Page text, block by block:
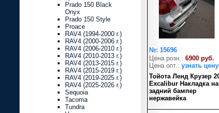
№: 15696
Цена розн.: 6900 руб.
Цена опт.: узнать цену
Тойота Ленд Крузер
Excalibur Накладка на
задний бампер
нержавейка
Prado 150 Black
Onyx
Prado 150 Style
Proace
RAV4 (1994-2000 г.)
RAV4 (2000-2006 г.)
RAV4 (2006-2010 г.)
RAV4 (2010-2013 г.)
RAV4 (2013-2015 г.)
RAV4 (2015-2019 г.)
RAV4 (2019-2025 г.)
RAV4 (2025-2026 г.)
Sequoia
Tacoma
Tundra